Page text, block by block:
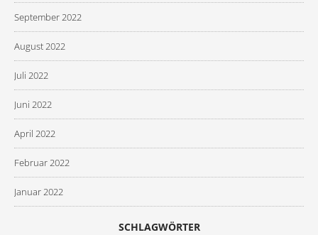
September 2022
August 2022
Juli 2022
Juni 2022
April 2022
Februar 2022
Januar 2022
SCHLAGWÖRTER